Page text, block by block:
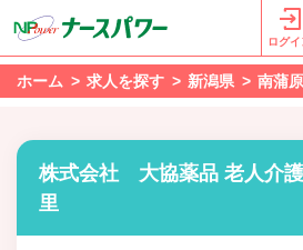
ログイ
ホーム 求人を探す 新潟県 南蒲
株式会社 大協薬品 老人介
里